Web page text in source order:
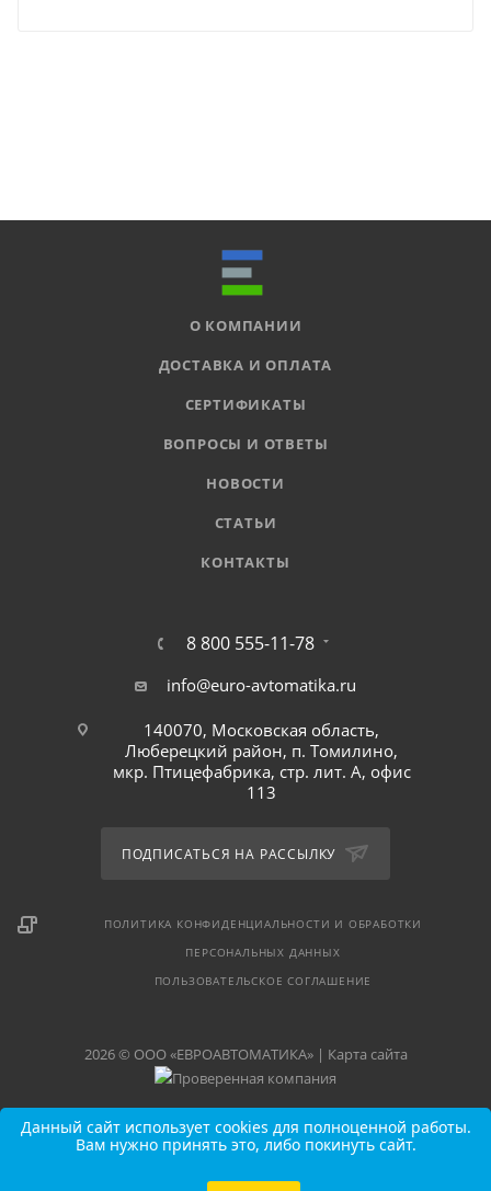
О КОМПАНИИ
ДОСТАВКА И ОПЛАТА
СЕРТИФИКАТЫ
ВОПРОСЫ И ОТВЕТЫ
НОВОСТИ
СТАТЬИ
КОНТАКТЫ
8 800 555-11-78
info@euro-avtomatika.ru
140070, Московская область,
Люберецкий район, п. Томилино,
мкр. Птицефабрика, стр. лит. А, офис
113
ПОДПИСАТЬСЯ НА РАССЫЛКУ
ПОЛИТИКА КОНФИДЕНЦИАЛЬНОСТИ И ОБРАБОТКИ
ПЕРСОНАЛЬНЫХ ДАННЫХ
ПОЛЬЗОВАТЕЛЬСКОЕ СОГЛАШЕНИЕ
2026 © ООО «ЕВРОАВТОМАТИКА» | Карта сайта
Данный сайт использует cookies для полноценной работы.
Вам нужно принять это, либо покинуть сайт.